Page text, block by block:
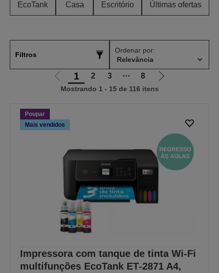
EcoTank Casa Escritório Últimas ofertas
Filtros
Ordenar por:
Ir
para
anterior
1 2 3 ⋯ 8
Ir
Mostrando 1 - 15 de 116 itens
Poupar
Mais vendidos
Impressora com tanque de tinta Wi-Fi
multifunções EcoTank ET‑2871 A4,